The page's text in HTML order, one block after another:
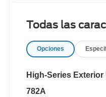
Todas las
Opciones
High-Series
782A